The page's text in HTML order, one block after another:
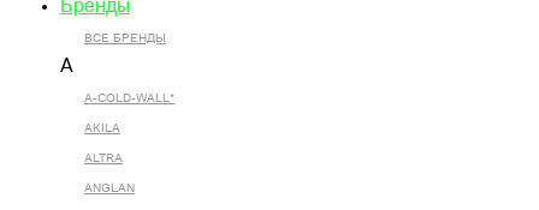
Бренды
ВСЕ БРЕНДЫ
A
A-COLD-WALL*
AKILA
ALTRA
ANGLAN